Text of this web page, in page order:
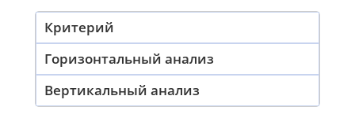
Критерий
Горизонтальный анализ
Вертикальный анализ